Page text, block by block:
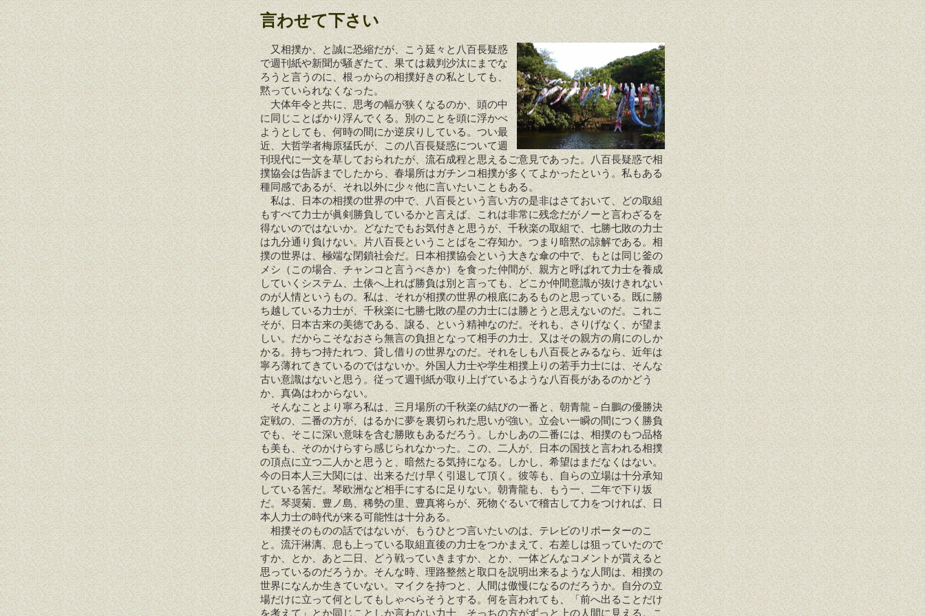
言わせて下さい
又相撲か、と誠に恐縮だが、こう延々と八百長疑惑
で週刊紙や新聞が騒ぎたて、果ては裁判沙汰にまでな
ろうと言うのに、根っからの相撲好きの私としても、
黙っていられなくなった。
大体年令と共に、思考の幅が狭くなるのか、頭の中
に同じことばかり浮んでくる。別のことを頭に浮かべ
ようとしても、何時の間にか逆戻りしている。つい最
近、大哲学者梅原猛氏が、この八百長疑惑について週
刊現代に一文を草しておられたが、流石成程と思えるご意見であった。八百長疑惑で相
撲協会は告訴までしたから、春場所はガチンコ相撲が多くてよかったという。私もある
種同感であるが、それ以外に少々他に言いたいこともある。
私は、日本の相撲の世界の中で、八百長という言い方の是非はさておいて、どの取組
もすべて力士が眞剣勝負しているかと言えば、これは非常に残念だがノーと言わざるを
得ないのではないか。どなたでもお気付きと思うが、千秋楽の取組で、七勝七敗の力士
は九分通り負けない。片八百長ということばをご存知か。つまり暗黙の諒解である。相
撲の世界は、極端な閉鎖社会だ。日本相撲協会という大きな傘の中で、もとは同じ釜の
メシ（この場合、チャンコと言うべきか）を食った仲間が、親方と呼ばれて力士を養成
していくシステム、土俵へ上れば勝負は別と言っても、どこか仲間意識が抜けきれない
のが人情というもの。私は、それが相撲の世界の根底にあるものと思っている。既に勝
ち越している力士が、千秋楽に七勝七敗の星の力士には勝とうと思えないのだ。これこ
そが、日本古来の美徳である、譲る、という精神なのだ。それも、さりげなく、が望ま
しい。だからこそなおさら無言の負担となって相手の力士、又はその親方の肩にのしか
かる。持ちつ持たれつ、貸し借りの世界なのだ。それをしも八百長とみるなら、近年は
寧ろ薄れてきているのではないか。外国人力士や学生相撲上りの若手力士には、そんな
古い意識はないと思う。従って週刊紙が取り上げているような八百長があるのかどう
か、真偽はわからない。
そんなことより寧ろ私は、三月場所の千秋楽の結びの一番と、朝青龍－白鵬の優勝決
定戦の、二番の方が、はるかに夢を裏切られた思いが強い。立会い一瞬の間につく勝負
でも、そこに深い意味を含む勝敗もあるだろう。しかしあの二番には、相撲のもつ品格
も美も、そのかけらすら感じられなかった。この、二人が、日本の国技と言われる相撲
の頂点に立つ二人かと思うと、暗然たる気持になる。しかし、希望はまだなくはない。
今の日本人三大関には、出来るだけ早く引退して頂く。彼等も、自らの立場は十分承知
している筈だ。琴欧洲など相手にするに足りない。朝青龍も、もう一、二年で下り坂
だ。琴奨菊、豊ノ島、稀勢の里、豊真将らが、死物ぐるいで稽古して力をつければ、日
本人力士の時代が来る可能性は十分ある。
相撲そのものの話ではないが、もうひとつ言いたいのは、テレビのリポーターのこ
と。流汗淋漓、息も上っている取組直後の力士をつかまえて、右差しは狙っていたので
すか、とか、あと二日、どう戦っていきますか、とか、一体どんなコメントが貰えると
思っているのだろうか。そんな時、理路整然と取口を説明出来るような人間は、相撲の
世界になんか生きていない。マイクを持つと、人間は傲慢になるのだろうか。自分の立
場だけに立って何としてもしゃべらそうとする。何を言われても、「前へ出ることだけ
を考えて」とか同じことしか言わない力士、そっちの方がずっと上の人間に見える。こ